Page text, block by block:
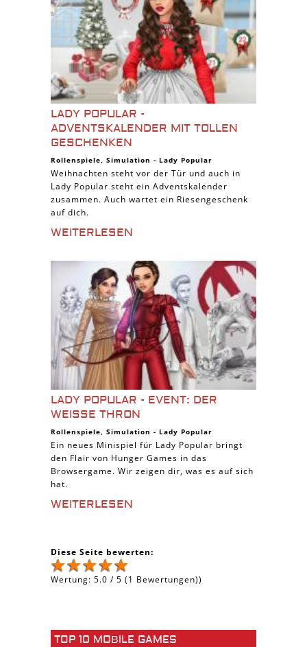
LADY POPULAR -
ADVENTSKALENDER MIT TOLLEN
GESCHENKEN
Rollenspiele, Simulation - Lady Popular
Weihnachten steht vor der Tür und auch in
Lady Popular steht ein Adventskalender
zusammen. Auch wartet ein Riesengeschenk
auf dich.
WEITERLESEN
LADY POPULAR - EVENT: DER
WEISSE THRON
Rollenspiele, Simulation - Lady Popular
Ein neues Minispiel für Lady Popular bringt
den Flair von Hunger Games in das
Browsergame. Wir zeigen dir, was es auf sich
hat.
WEITERLESEN
Diese Seite bewerten:
Wertung: 5.0 / 5 (1 Bewertungen))
TOP 10 MOBILE GAMES